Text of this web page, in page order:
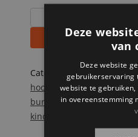
hoogslaper
Milan
aantal
Toevoegen aan
Categorieën:
hoogslapers,
bureau
,hoekbureau,
kinderkamer
,
Deze
van
Deze website
gebruikerservaring
website te
in overeenstemming